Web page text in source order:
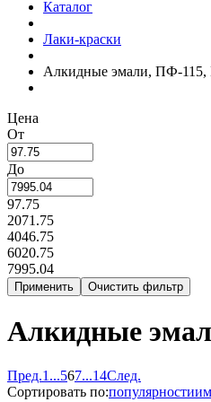
Каталог
Лаки-краски
Алкидные эмали, ПФ-
Цена
От
До
97.75
2071.75
4046.75
6020.75
7995.04
Алкидные
Пред.1 ...567...14След.
Сортировать по:популярности